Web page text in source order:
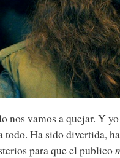
nos vamos a quejar. Y
todo. Ha sido divertida,
para que el publico